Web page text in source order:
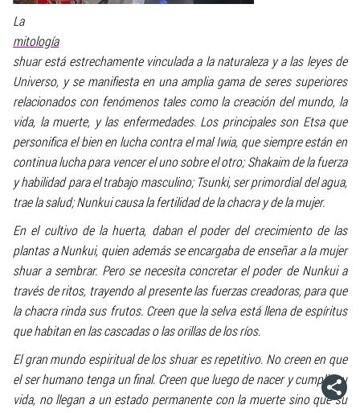
La
mitología
shuar está estrechamente vinculada a la naturaleza y a las leyes de
Universo, y se manifiesta en una amplia gama de seres superiores
relacionados con fenómenos tales como la creación del mundo, la
vida, la muerte, y las enfermedades. Los principales son Etsaque
personifica el bien en lucha contra el malIwia, que siempre están en
continua lucha para vencer el uno sobre el otro; Shakaim de la fuerza
y habilidad para el trabajo masculino; Tsunki, ser primordial del agua,
trae la salud; Nunkui causa la fertilidad de la chacra y de la mujer.
En el cultivo de la huerta, daban el poder del crecimiento de las
plantas a Nunkui, quien además se encargaba de enseñar a la mujer
shuar a sembrar. Pero se necesita concretar el poder de Nunkui a
través de ritos, trayendo al presente las fuerzas creadoras, para que
la chacra rinda sus frutos. Creen que la selva está llena de espíritus
que habitan en las cascadas o las orillas de los ríos.
El gran mundo espiritual de los shuar es repetitivo. No creen en que
el ser humano tenga un final. Creen que luego de nacer y cumplir su
vida, no llegan a un estado permanente con la muerte sino que su